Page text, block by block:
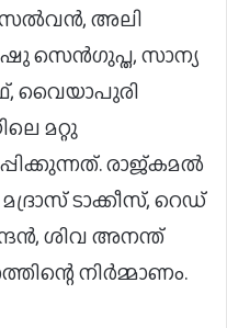
അലി
സെന്‍ഗുപ്ത, സാന്യ
വൈയാപുരി
മറ്റു
രാജ്കമല്‍
ടാക്കീസ്, റെഡ്
ശിവ അനന്ത്
നിര്‍മ്മാണം.